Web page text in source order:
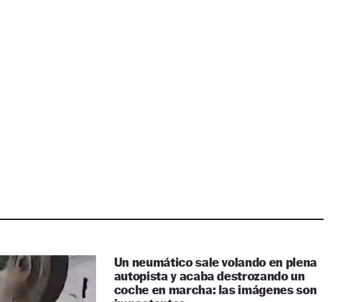
Un neumático sale volando en plena
autopista y acaba destrozando un
coche en marcha: las imágenes son